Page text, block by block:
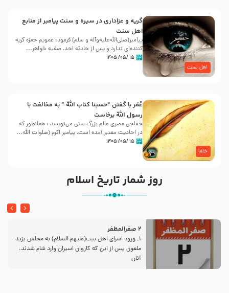
اهل سنت
گریه و عزاداری در سیره و سنت پیامبر از منابع
اهل سنت
پیامبر(صلی‌الله‌علیه‌وآله و سلم) فرمود: عمویم حمزه گریه
کننده‌ای ندارد و پس از حادثه احد، صفیه خواهر...
۱۵ /۰۵/ ۱۴۰۵
خلفا
عُمَر با گفتن “حسبنا كتاب اللّه ” به مخالفت با
رسول اللّه برخاست
خفاجی مصری عالم بزرگ سنی می‌نویسد : همانطور که
در احادیث معتبر آمده است، پیامبر اکرم (صلوات اللّه...
۱۵ /۰۵/ ۱۴۰۵
روز شمار تاریخ اسلام
2 صفرالمظفر
1ـ ورود اسراى اهل بیت‌(علیهم السلام) به مجلس یزید
ملعون پس از این كه كاروان اسیران وارد شام شدند،
آنان